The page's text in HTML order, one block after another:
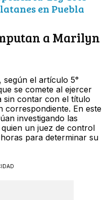
en Puebla
a Marilyn
el artículo 5°
se comete al ejercer
sin contar con el título
correspondiente. En este
investigando las
quien un juez de control
para determinar su